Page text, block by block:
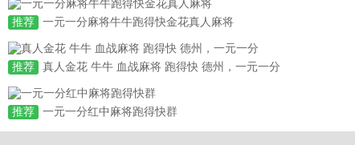
推荐 一元一分麻将牛牛跑得快金花真人麻将
推荐 真人金花 牛牛 血战麻将 跑得快 德州，一元一分
推荐 一元一分红中麻将跑得快群